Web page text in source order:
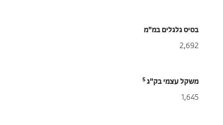
בסיס גלגלים במ"מ
2,692
משקל עצמי בק"ג5
1,645